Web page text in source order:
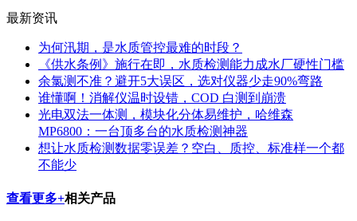
最新资讯
为何汛期，是水质管控最难的时段？
《供水条例》施行在即，水质检测能力成水厂硬性门槛
余氯测不准？避开5大误区，选对仪器少走90%弯路
谁懂啊！消解仪温时设错，COD 白测到崩溃
光电双法一体测，模块化分体易维护，哈维森
MP6800：一台顶多台的水质检测神器
想让水质检测数据零误差？空白、质控、标准样一个都
不能少
查看更多+相关产品